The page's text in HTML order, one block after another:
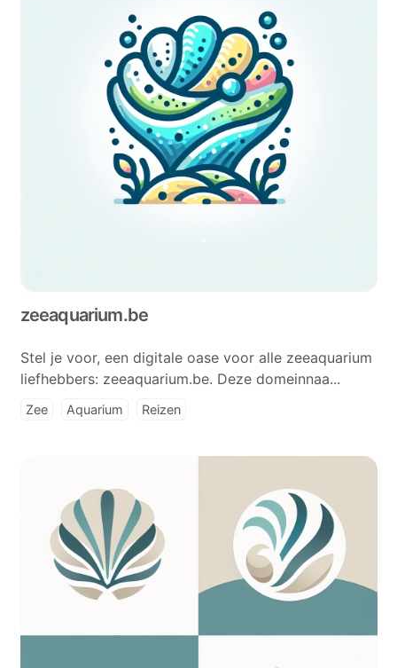
zeeaquarium.be
Stel je voor, een digitale oase voor alle zeeaquarium
liefhebbers: zeeaquarium.be. Deze domeinnaa...
Zee Aquarium Reizen